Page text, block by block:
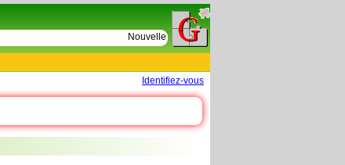
Nouvelles tables : 664 actes de D Le Cercueil
Identifiez-vous